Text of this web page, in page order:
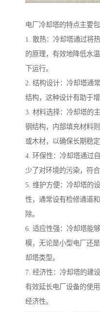
电厂冷却塔的特点主要
1. 散热：冷却塔通过将
的原理，有效地降低水
下运行。
2. 结构设计：冷却塔通
结构，这种设计有助于
3. 材料选择：冷却塔的
钢结构，内部填充材料
或木材，以确保长期稳定
4. 环保性：冷却塔通过
少了对环境的污染，符
5. 维护方便：冷却塔的
性，通常设有检修通道
除。
6. 适应性强：冷却塔能
模，无论是小型电厂还
却塔类型。
7. 经济性：冷却塔的建
有效延长电厂设备的使
经济性。